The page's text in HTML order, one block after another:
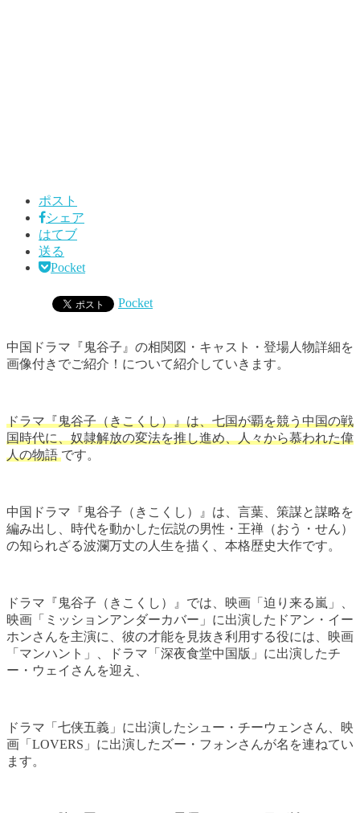
ポスト
シェア
はてブ
送る
Pocket
Pocket
中国ドラマ『鬼谷子』の相関図・キャスト・登場人物詳細を
画像付きでご紹介！について紹介していきます。
ドラマ『鬼谷子（きこくし）』は、七国が覇を競う中国の戦
国時代に、奴隷解放の変法を推し進め、人々から慕われた偉
人の物語です。
中国ドラマ『鬼谷子（きこくし）』は、言葉、策謀と謀略を
編み出し、時代を動かした伝説の男性・王禅（おう・せん）
の知られざる波瀾万丈の人生を描く、本格歴史大作です。
ドラマ『鬼谷子（きこくし）』では、映画「迫り来る嵐」、
映画「ミッションアンダーカバー」に出演したドアン・イー
ホンさんを主演に、彼の才能を見抜き利用する役には、映画
「マンハント」、ドラマ「深夜食堂中国版」に出演したチ
ー・ウェイさんを迎え、
ドラマ「七侠五義」に出演したシュー・チーウェンさん、映
画「LOVERS」に出演したズー・フォンさんが名を連ねてい
ます。